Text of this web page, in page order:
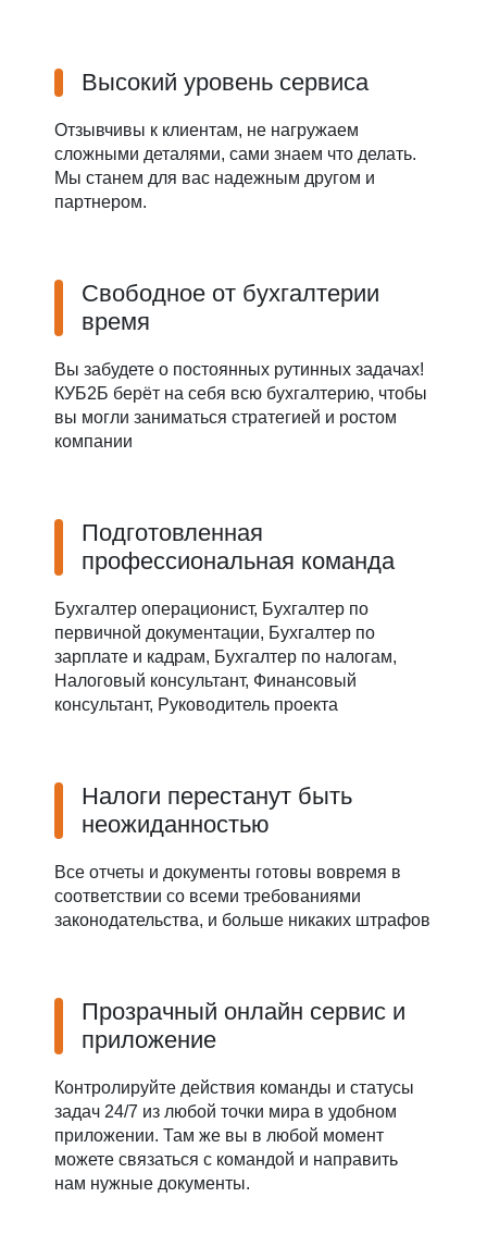
Высокий уровень сервиса
Отзывчивы к клиентам, не нагружаем
сложными деталями, сами знаем что делать.
Мы станем для вас надежным другом и
партнером.
Свободное от бухгалтерии
время
Вы забудете о постоянных рутинных задачах!
КУБ2Б берёт на себя всю бухгалтерию, чтобы
вы могли заниматься стратегией и ростом
компании
Подготовленная
профессиональная команда
Бухгалтер операционист, Бухгалтер по
первичной документации, Бухгалтер по
зарплате и кадрам, Бухгалтер по налогам,
Налоговый консультант, Финансовый
консультант, Руководитель проекта
Налоги перестанут быть
неожиданностью
Все отчеты и документы готовы вовремя в
соответствии со всеми требованиями
законодательства, и больше никаких штрафов
Прозрачный онлайн сервис и
приложение
Контролируйте действия команды и статусы
задач 24/7 из любой точки мира в удобном
приложении. Там же вы в любой момент
можете связаться с командой и направить
нам нужные документы.